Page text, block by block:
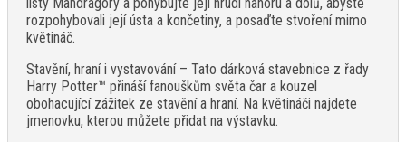
rozpohybovali její ústa a končetiny, a posaďte stvoření mimo
květináč.
Stavění, hraní i vystavování – Tato dárková stavebnice z řady
Harry Potter™ přináší fanouškům světa čar a kouzel
obohacující zážitek ze stavění a hraní. Na květináči najdete
jmenovku, kterou můžete přidat na výstavku.